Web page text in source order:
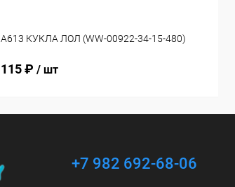
A613 КУКЛА ЛОЛ (WW-00922-34-15-480)
115 ₽ / шт
+7 982 692-68-06